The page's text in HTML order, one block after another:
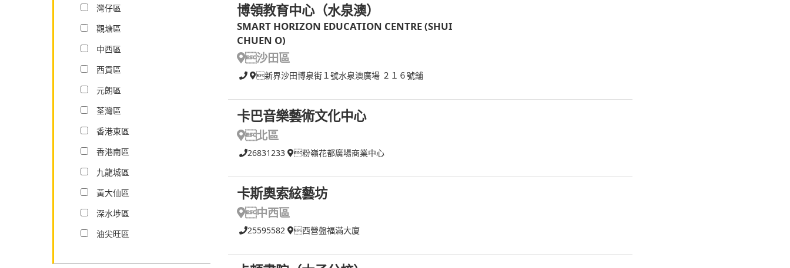
博領教育中心（水泉澳）
SMART HORIZON EDUCATION CENTRE (SHUI
CHUEN O)
沙田區
新界沙田博泉街１號水泉澳廣場 ２１６號舖
卡巴音樂藝術文化中心
北區
26831233 粉嶺花都廣場商業中心
卡斯奧索絃藝坊
中西區
25595582 西營盤福滿大廈
灣仔區
觀塘區
中西區
西貢區
元朗區
荃灣區
香港東區
香港南區
九龍城區
黃大仙區
深水埗區
油尖旺區